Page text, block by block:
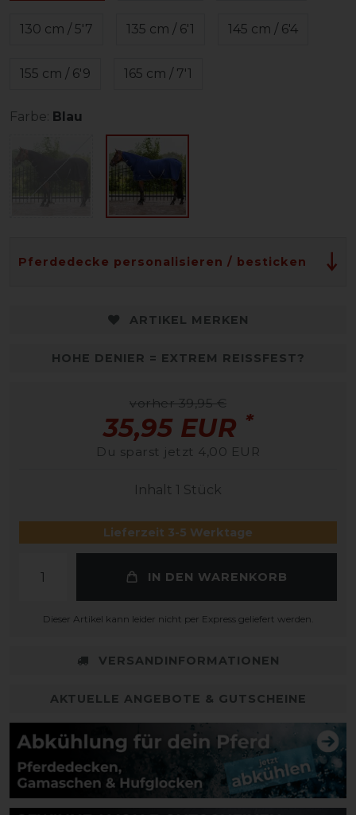
130 cm / 5'7 135 cm / 6'1 145 cm / 6'4
155 cm / 6'9 165 cm / 7'1
Farbe: Blau
Pferdedecke personalisieren / besticken
ARTIKEL MERKEN
HOHE DENIER = EXTREM REISSFEST?
vorher 39,95 €
35,95 EUR *
Du sparst jetzt 4,00 EUR
Inhalt 1 Stück
Lieferzeit 3-5 Werktage
IN DEN WARENKORB
Dieser Artikel kann leider nicht per Express geliefert werden.
VERSANDINFORMATIONEN
AKTUELLE ANGEBOTE & GUTSCHEINE